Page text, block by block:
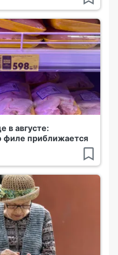
в августе:
филе приближается